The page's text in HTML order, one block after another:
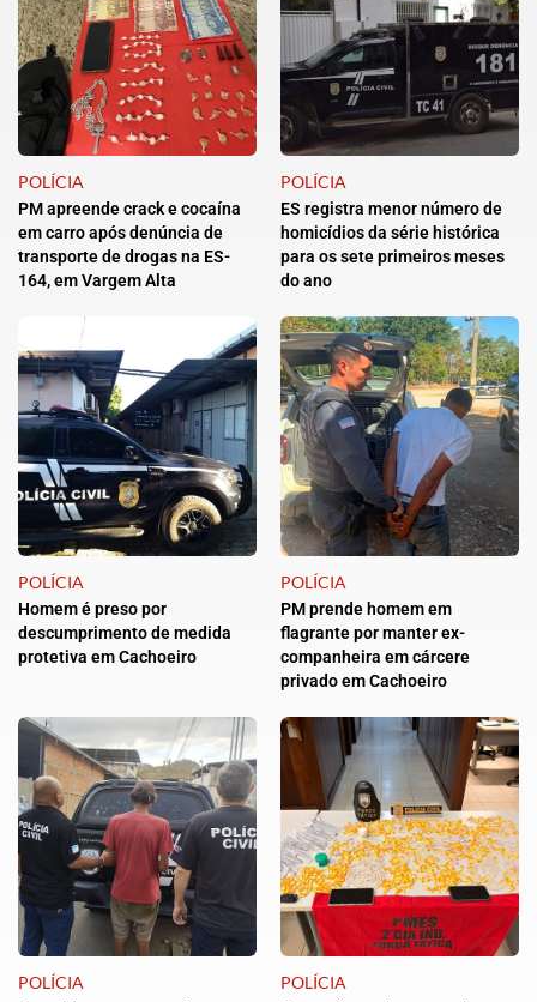
POLÍCIA
PM apreende crack e cocaína
em carro após denúncia de
transporte de drogas na ES-
164, em Vargem Alta
POLÍCIA
ES registra menor número de
homicídios da série histórica
para os sete primeiros meses
do ano
POLÍCIA
Homem é preso por
descumprimento de medida
protetiva em Cachoeiro
POLÍCIA
PM prende homem em
flagrante por manter ex-
companheira em cárcere
privado em Cachoeiro
POLÍCIA POLÍCIA